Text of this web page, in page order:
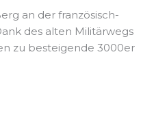
an der französisch-
des alten Militärwegs
zu besteigende 3000er